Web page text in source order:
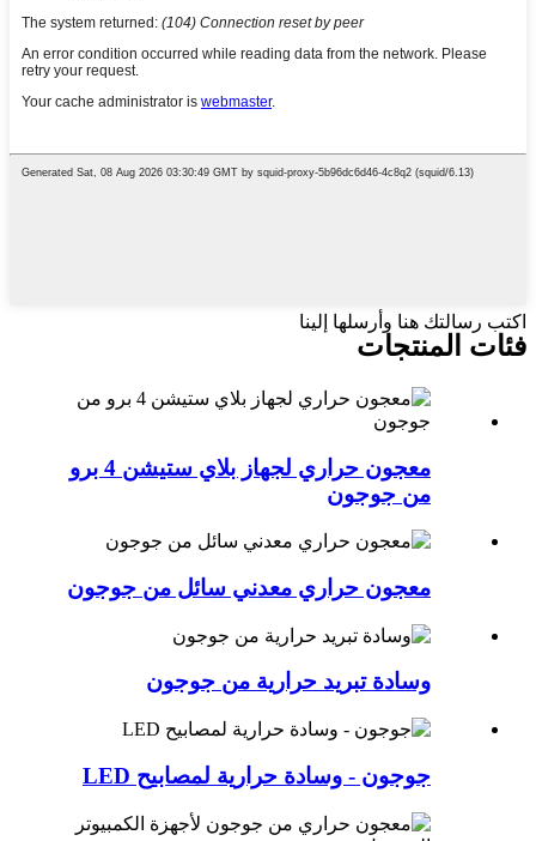
اكتب رسالتك هنا وأرسلها إلينا
فئات المنتجات
معجون حراري لجهاز بلاي ستيشن 4 برو
من جوجون
معجون حراري معدني سائل من جوجون
وسادة تبريد حرارية من جوجون
جوجون - وسادة حرارية لمصابيح LED